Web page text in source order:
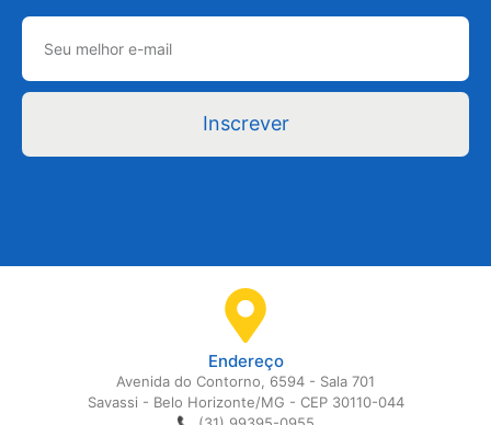
Inscrever
Endereço
Avenida do Contorno, 6594 - Sala 701
Savassi - Belo Horizonte/MG - CEP 30110-044